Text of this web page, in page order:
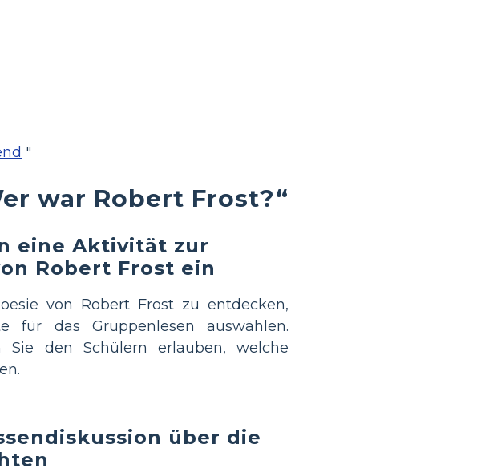
"
war Robert Frost?“
eine Aktivität zur
Robert Frost ein
von Robert Frost zu entdecken,
für das Gruppenlesen auswählen.
Sie den Schülern erlauben, welche
über die